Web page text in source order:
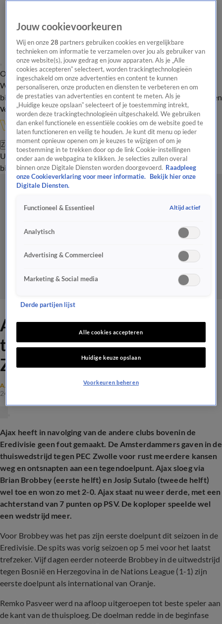
Overzicht Onze programma's Uitzendingen Onze gezichten
In de
WandelgangenInterviewsUitzending
bijwonenPodcastShopVeelgestelde vragenKijkersvraag insturen
Volg Vandaag Inside
Zoeken
UitzendingenVandaag InsideDe OranjezomerShopUitzending
bijwonen
Ajax boekt moeizame
thuisoverwinning op PEC
Zwolle
AJAX
24 nov 2024, 18:44
Ajax heeft in navolging van de andere clubs bovenin de
Eredivisie geen fout gemaakt. De Amsterdammers gaven in de
thuiswedstrijd tegen PEC Zwolle voor rust meerdere kansen
weg en ontsnapten aan een tegendoelpunt. Ajax sloeg via
Brian Brobbey (eerste helft) en Josip Sutalo (tweede helft)
wel toe en won zo met 2-0. Ajax staat nu weer derde, met een
achterstand van 7 punten op PSV. De koploper speelde wel
een wedstrijd meer.
Voor Brobbey was het pas zijn eerste doelpunt dit seizoen in de
Eredivisie. De spits was vorig seizoen op 5 mei voor het laatst
trefzeker. Vijf dagen eerder noteerde Brobbey in de uitwedstrijd
tegen Bosnië en Herzegovina in de Nations League (1-1) zijn
eerste doelpunt als international van Oranje.
Remko Pasveer werd na afloop uitgeroepen tot beste speler aan
de kant van de thuisploeg. De doelman redde in de beginfase
Jouw cookievoorkeuren
Wij en onze28 partners gebruiken cookies en vergelijkbare
technieken om informatie te verzamelen over jou als gebruiker van
onze website(s), jouw gedrag en jouw apparaten. Als je „Alle
cookies accepteren” selecteert, worden trackingtechnologieën
ingeschakeld om onze advertenties en content te kunnen
personaliseren, onze producten en diensten te verbeteren en om
de prestaties van advertenties en content te meten. Als je
„Huidige keuze opslaan” selecteert of je toestemming intrekt,
worden deze trackingtechnologieën uitgeschakeld. We gebruiken
dan enkel functionele en essentiële cookies om de website goed te
laten functioneren en veilig te houden. Je kunt dit menu op ieder
moment opnieuw openen om je keuzes te wijzigen of om je
toestemming in te trekken door op de link Cookie-instellingen
onder aan de webpagina te klikken. Je selecties zullen overal
binnen onze Digitale Diensten worden doorgevoerd. Raadpleeg
onze Cookieverklaring voor meer informatie.
Bekijk hier onze
Digitale Diensten.
Functioneel & Essentieel Altijd actief
Analytisch
Advertising & Commercieel
Marketing & Social media
Derde partijen lijst
Alle cookies accepteren
Huidige keuze opslaan
Voorkeuren beheren